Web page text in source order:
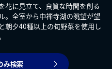
花に見立て、良質な時間を創る
。全室から中禅寺湖の眺望が望
朝夕40種以上の旬野菜を使用し
み検索